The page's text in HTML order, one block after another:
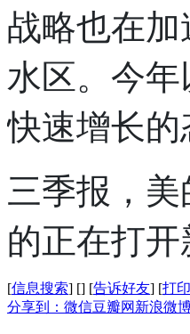
战略也在
水区。今
快速增长
三季报，
的正在打开
[信息搜索] [] [告诉好友] [打
分享到： 微信豆瓣网 新浪微